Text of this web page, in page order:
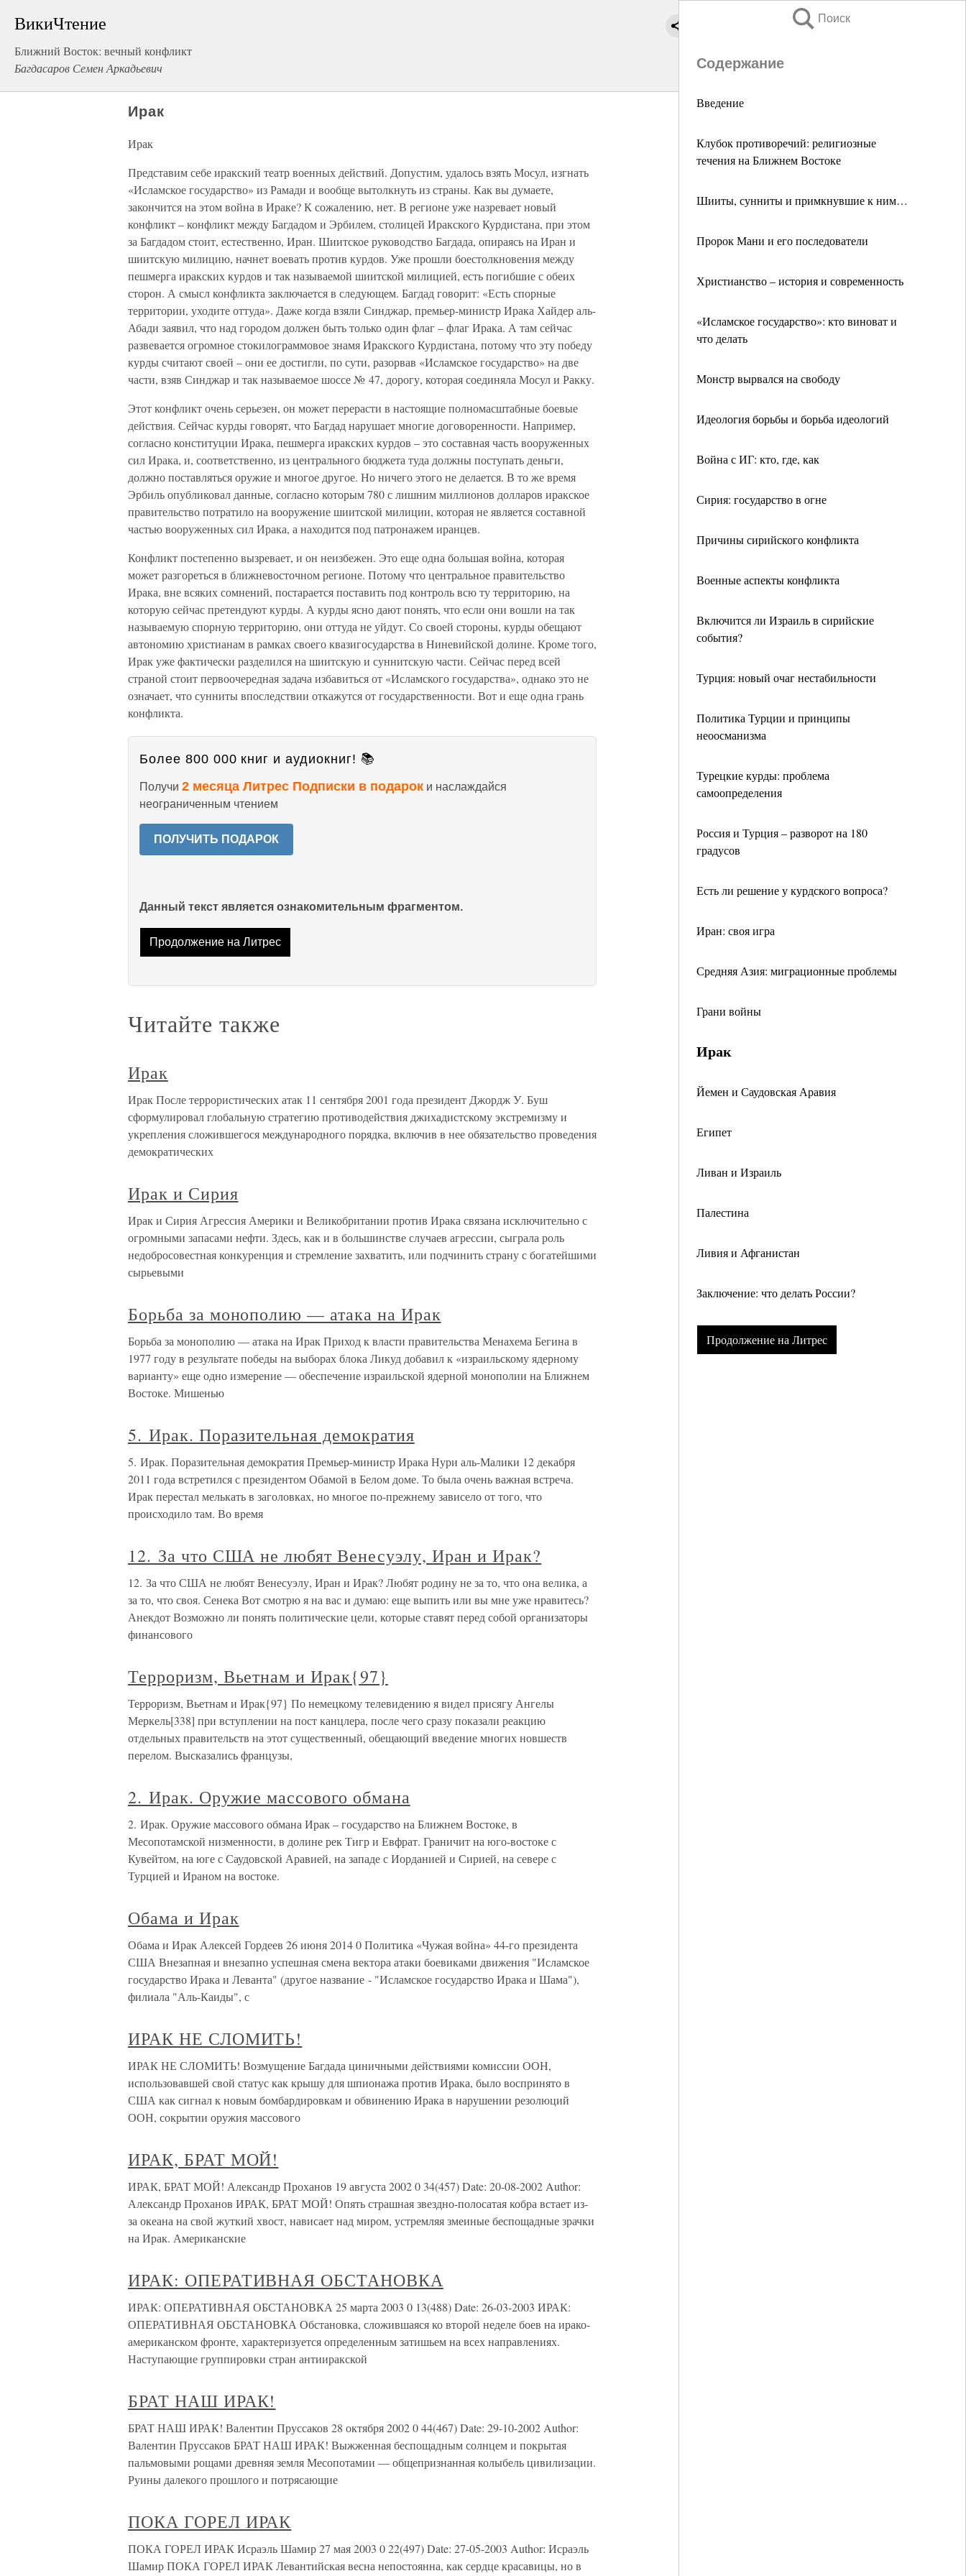
ВикиЧтение
Ближний Восток: вечный конфликт
Багдасаров Семен Аркадьевич
Поиск
Содержание
Введение
Клубок противоречий: религиозные
течения на Ближнем Востоке
Шииты, сунниты и примкнувшие к ним…
Пророк Мани и его последователи
Христианство – история и современность
«Исламское государство»: кто виноват и
что делать
Монстр вырвался на свободу
Идеология борьбы и борьба идеологий
Война с ИГ: кто, где, как
Сирия: государство в огне
Причины сирийского конфликта
Военные аспекты конфликта
Включится ли Израиль в сирийские
события?
Турция: новый очаг нестабильности
Политика Турции и принципы
неоосманизма
Турецкие курды: проблема
самоопределения
Россия и Турция – разворот на 180
градусов
Есть ли решение у курдского вопроса?
Иран: своя игра
Средняя Азия: миграционные проблемы
Грани войны
Ирак
Йемен и Саудовская Аравия
Египет
Ливан и Израиль
Палестина
Ливия и Афганистан
Заключение: что делать России?
Продолжение на Литрес
Ирак
Ирак
Представим себе иракский театр военных действий. Допустим, удалось взять Мосул, изгнать
«Исламское государство» из Рамади и вообще вытолкнуть из страны. Как вы думаете,
закончится на этом война в Ираке? К сожалению, нет. В регионе уже назревает новый
конфликт – конфликт между Багдадом и Эрбилем, столицей Иракского Курдистана, при этом
за Багдадом стоит, естественно, Иран. Шиитское руководство Багдада, опираясь на Иран и
шиитскую милицию, начнет воевать против курдов. Уже прошли боестолкновения между
пешмерга иракских курдов и так называемой шиитской милицией, есть погибшие с обеих
сторон. А смысл конфликта заключается в следующем. Багдад говорит: «Есть спорные
территории, уходите оттуда». Даже когда взяли Синджар, премьер-министр Ирака Хайдер аль-
Абади заявил, что над городом должен быть только один флаг – флаг Ирака. А там сейчас
развевается огромное стокилограммовое знамя Иракского Курдистана, потому что эту победу
курды считают своей – они ее достигли, по сути, разорвав «Исламское государство» на две
части, взяв Синджар и так называемое шоссе № 47, дорогу, которая соединяла Мосул и Ракку.
Этот конфликт очень серьезен, он может перерасти в настоящие полномасштабные боевые
действия. Сейчас курды говорят, что Багдад нарушает многие договоренности. Например,
согласно конституции Ирака, пешмерга иракских курдов – это составная часть вооруженных
сил Ирака, и, соответственно, из центрального бюджета туда должны поступать деньги,
должно поставляться оружие и многое другое. Но ничего этого не делается. В то же время
Эрбиль опубликовал данные, согласно которым 780 с лишним миллионов долларов иракское
правительство потратило на вооружение шиитской милиции, которая не является составной
частью вооруженных сил Ирака, а находится под патронажем иранцев.
Конфликт постепенно вызревает, и он неизбежен. Это еще одна большая война, которая
может разгореться в ближневосточном регионе. Потому что центральное правительство
Ирака, вне всяких сомнений, постарается поставить под контроль всю ту территорию, на
которую сейчас претендуют курды. А курды ясно дают понять, что если они вошли на так
называемую спорную территорию, они оттуда не уйдут. Со своей стороны, курды обещают
автономию христианам в рамках своего квазигосударства в Ниневийской долине. Кроме того,
Ирак уже фактически разделился на шиитскую и суннитскую части. Сейчас перед всей
страной стоит первоочередная задача избавиться от «Исламского государства», однако это не
означает, что сунниты впоследствии откажутся от государственности. Вот и еще одна грань
конфликта.
Более 800 000 книг и аудиокниг! 📚
Получи 2 месяца Литрес Подписки в подарок и наслаждайся
неограниченным чтением
ПОЛУЧИТЬ ПОДАРОК
Данный текст является ознакомительным фрагментом.
Продолжение на Литрес
Читайте также
Ирак
Ирак После террористических атак 11 сентября 2001 года президент Джордж У. Буш
сформулировал глобальную стратегию противодействия джихадистскому экстремизму и
укрепления сложившегося международного порядка, включив в нее обязательство проведения
демократических
Ирак и Сирия
Ирак и Сирия Агрессия Америки и Великобритании против Ирака связана исключительно с
огромными запасами нефти. Здесь, как и в большинстве случаев агрессии, сыграла роль
недобросовестная конкуренция и стремление захватить, или подчинить страну с богатейшими
сырьевыми
Борьба за монополию — атака на Ирак
Борьба за монополию — атака на Ирак Приход к власти правительства Менахема Бегина в
1977 году в результате победы на выборах блока Ликуд добавил к «израильскому ядерному
варианту» еще одно измерение — обеспечение израильской ядерной монополии на Ближнем
Востоке. Мишенью
5. Ирак. Поразительная демократия
5. Ирак. Поразительная демократия Премьер-министр Ирака Нури аль-Малики 12 декабря
2011 года встретился с президентом Обамой в Белом доме. То была очень важная встреча.
Ирак перестал мелькать в заголовках, но многое по-прежнему зависело от того, что
происходило там. Во время
12. За что США не любят Венесуэлу, Иран и Ирак?
12. За что США не любят Венесуэлу, Иран и Ирак? Любят родину не за то, что она велика, а
за то, что своя. Сенека Вот смотрю я на вас и думаю: еще выпить или вы мне уже нравитесь?
Анекдот Возможно ли понять политические цели, которые ставят перед собой организаторы
финансового
Терроризм, Вьетнам и Ирак{97}
Терроризм, Вьетнам и Ирак{97} По немецкому телевидению я видел присягу Ангелы
Меркель[338] при вступлении на пост канцлера, после чего сразу показали реакцию
отдельных правительств на этот существенный, обещающий введение многих новшеств
перелом. Высказались французы,
2. Ирак. Оружие массового обмана
2. Ирак. Оружие массового обмана Ирак – государство на Ближнем Востоке, в
Месопотамской низменности, в долине рек Тигр и Евфрат. Граничит на юго-востоке с
Кувейтом, на юге с Саудовской Аравией, на западе с Иорданией и Сирией, на севере с
Турцией и Ираном на востоке.
Обама и Ирак
Обама и Ирак Алексей Гордеев 26 июня 2014 0 Политика «Чужая война» 44-го президента
США Внезапная и внезапно успешная смена вектора атаки боевиками движения "Исламское
государство Ирака и Леванта" (другое название - "Исламское государство Ирака и Шама"),
филиала "Аль-Каиды", с
ИРАК НЕ СЛОМИТЬ!
ИРАК НЕ СЛОМИТЬ! Возмущение Багдада циничными действиями комиссии ООН,
использовавшей свой статус как крышу для шпионажа против Ирака, было воспринято в
США как сигнал к новым бомбардировкам и обвинению Ирака в нарушении резолюций
ООН, сокрытии оружия массового
ИРАК, БРАТ МОЙ!
ИРАК, БРАТ МОЙ! Александр Проханов 19 августа 2002 0 34(457) Date: 20-08-2002 Author:
Александр Проханов ИРАК, БРАТ МОЙ! Опять страшная звездно-полосатая кобра встает из-
за океана на свой жуткий хвост, нависает над миром, устремляя змеиные беспощадные зрачки
на Ирак. Американские
ИРАК: ОПЕРАТИВНАЯ ОБСТАНОВКА
ИРАК: ОПЕРАТИВНАЯ ОБСТАНОВКА 25 марта 2003 0 13(488) Date: 26-03-2003 ИРАК:
ОПЕРАТИВНАЯ ОБСТАНОВКА Обстановка, сложившаяся ко второй неделе боев на ирако-
американском фронте, характеризуется определенным затишьем на всех направлениях.
Наступающие группировки стран антииракской
БРАТ НАШ ИРАК!
БРАТ НАШ ИРАК! Валентин Пруссаков 28 октября 2002 0 44(467) Date: 29-10-2002 Author:
Валентин Пруссаков БРАТ НАШ ИРАК! Выжженная беспощадным солнцем и покрытая
пальмовыми рощами древняя земля Месопотамии — общепризнанная колыбель цивилизации.
Руины далекого прошлого и потрясающие
ПОКА ГОРЕЛ ИРАК
ПОКА ГОРЕЛ ИРАК Исраэль Шамир 27 мая 2003 0 22(497) Date: 27-05-2003 Author: Исраэль
Шамир ПОКА ГОРЕЛ ИРАК Левантийская весна непостоянна, как сердце красавицы, но в